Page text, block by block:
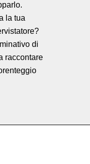
la tua
di
raccontare